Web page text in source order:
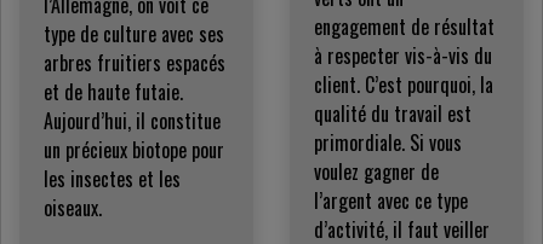
type de culture avec ses
arbres fruitiers espacés
et de haute futaie.
Aujourd’hui, il constitue
un précieux biotope pour
les insectes et les
oiseaux.
engagement de résultat
à respecter vis-à-vis du
client. C’est pourquoi, la
qualité du travail est
primordiale. Si vous
voulez gagner de
l’argent avec ce type
d’activité, il faut veiller